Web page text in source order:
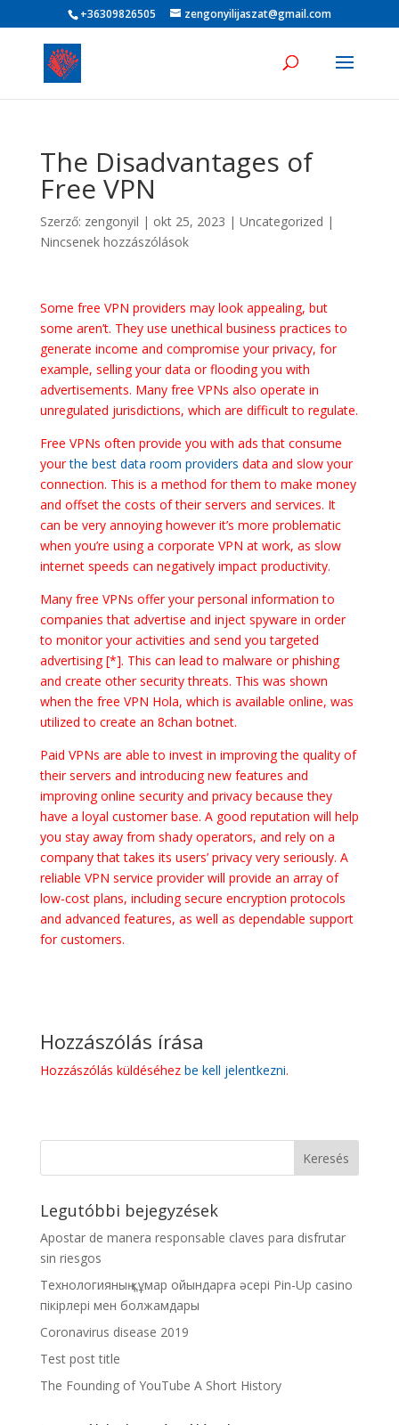
+36309826505 zengonyilijaszat@gmail.com
The Disadvantages of
Free VPN
Szerző: zengonyil | okt 25, 2023 | Uncategorized |
Nincsenek hozzászólások
Some free VPN providers may look appealing, but
some aren’t. They use unethical business practices to
generate income and compromise your privacy, for
example, selling your data or flooding you with
advertisements. Many free VPNs also operate in
unregulated jurisdictions, which are difficult to regulate.
Free VPNs often provide you with ads that consume
yourthe best data room providers data and slow your
connection. This is a method for them to make money
and offset the costs of their servers and services. It
can be very annoying however it’s more problematic
when you’re using a corporate VPN at work, as slow
internet speeds can negatively impact productivity.
Many free VPNs offer your personal information to
companies that advertise and inject spyware in order
to monitor your activities and send you targeted
advertising [*]. This can lead to malware or phishing
and create other security threats. This was shown
when the free VPN Hola, which is available online, was
utilized to create an 8chan botnet.
Paid VPNs are able to invest in improving the quality of
their servers and introducing new features and
improving online security and privacy because they
have a loyal customer base. A good reputation will help
you stay away from shady operators, and rely on a
company that takes its users’ privacy very seriously. A
reliable VPN service provider will provide an array of
low-cost plans, including secure encryption protocols
and advanced features, as well as dependable support
for customers.
Hozzászólás írása
Hozzászólás küldéséhez be kell jelentkezni.
Legutóbbi bejegyzések
Apostar de manera responsable claves para disfrutar
sin riesgos
Технологияның құмар ойындарға әсері Pin-Up casino
пікірлері мен болжамдары
Coronavirus disease 2019
Test post title
The Founding of YouTube A Short History